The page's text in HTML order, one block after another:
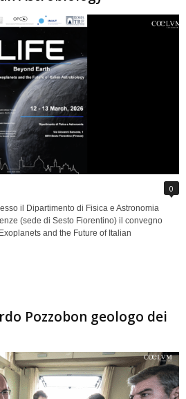
0
il Dipartimento di Fisica e Astronomia
(sede di Sesto Fiorentino) il convegno
and the Future of Italian
Pozzobon geologo dei